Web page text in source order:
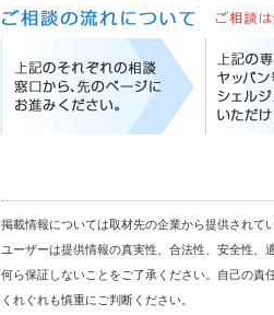
掲載情報については取材先の企業から提供されて
ユーザーは提供情報の真実性、合法性、安全性、
何ら保証しないことをご了承ください。自己の責
くれぐれも慎重にご判断ください。